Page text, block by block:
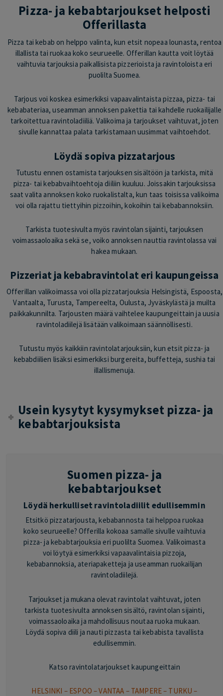
Pizza- ja kebabtarjoukset helposti
Offerillasta
Pizza tai kebab on helppo valinta, kun etsit nopeaa lounasta, rentoa
illallista tai ruokaa koko seurueelle. Offerillan kautta voit löytää
vaihtuvia tarjouksia paikallisista pizzerioista ja ravintoloista eri
puolilta Suomea.
Tarjous voi koskea esimerkiksi vapaavalintaista pizzaa, pizza- tai
kebabateriaa, useamman annoksen pakettia tai kahdelle ruokailijalle
tarkoitettua ravintoladiiliä. Valikoima ja tarjoukset vaihtuvat, joten
sivulle kannattaa palata tarkistamaan uusimmat vaihtoehdot.
Löydä sopiva pizzatarjous
Tutustu ennen ostamista tarjouksen sisältöön ja tarkista, mitä
pizza- tai kebabvaihtoehtoja diiliin kuuluu. Joissakin tarjouksissa
saat valita annoksen koko ruokalistalta, kun taas toisissa valikoima
voi olla rajattu tiettyihin pizzoihin, kokoihin tai kebabannoksiin.
Tarkista tuotesivulta myös ravintolan sijainti, tarjouksen
voimassaoloaika sekä se, voiko annoksen nauttia ravintolassa vai
hakea mukaan.
Pizzeriat ja kebabravintolat eri kaupungeissa
Offerillan valikoimassa voi olla pizzatarjouksia Helsingistä, Espoosta,
Vantaalta, Turusta, Tampereelta, Oulusta, Jyväskylästä ja muilta
paikkakunnilta. Tarjousten määrä vaihtelee kaupungeittain ja uusia
ravintoladiilejä lisätään valikoimaan säännöllisesti.
Tutustu myös kaikkiin ravintolatarjouksiin, kun etsit pizza- ja
kebabdiilien lisäksi esimerkiksi burgereita, buffetteja, sushia tai
illallismenuja.
Usein kysytyt kysymykset pizza- ja
kebabtarjouksista
Suomen pizza- ja
kebabtarjoukset
Löydä herkulliset ravintoladiilit edullisemmin
Etsitkö pizzatarjousta, kebabannosta tai helppoa ruokaa
koko seurueelle? Offerilla kokoaa samalle sivulle vaihtuvia
pizza- ja kebabtarjouksia eri puolilta Suomea. Valikoimasta
voi löytyä esimerkiksi vapaavalintaisia pizzoja,
kebabannoksia, ateriapaketteja ja useamman ruokailijan
ravintoladiilejä.
Tarjoukset ja mukana olevat ravintolat vaihtuvat, joten
tarkista tuotesivulta annoksen sisältö, ravintolan sijainti,
voimassaoloaika ja mahdollisuus noutaa ruoka mukaan.
Löydä sopiva diili ja nauti pizzasta tai kebabista tavallista
edullisemmin.
Katso ravintolatarjoukset kaupungeittain
HELSINKI – ESPOO –VANTAA –TAMPERE– TURKU –